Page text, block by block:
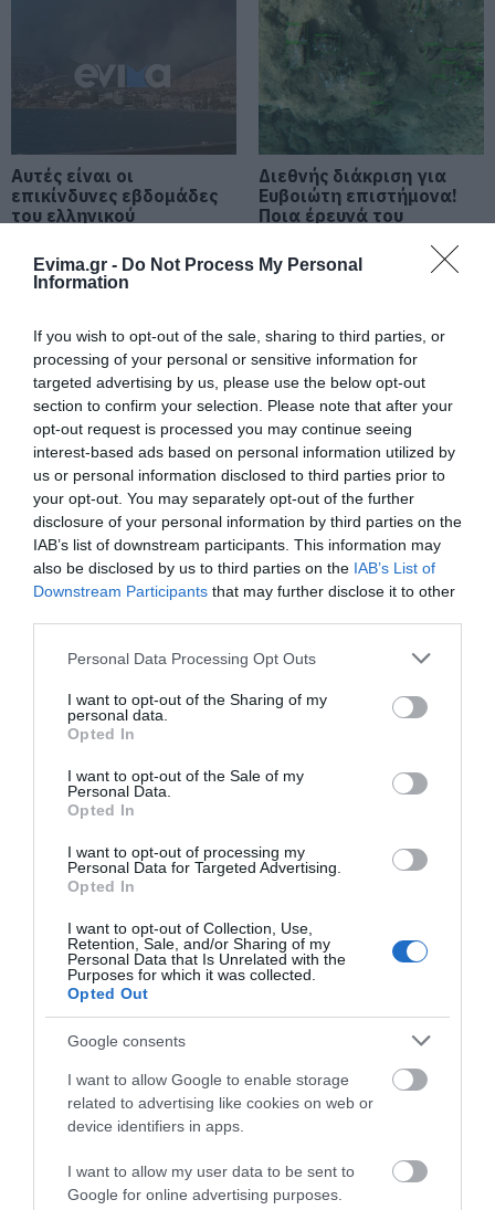
Evima.gr - Do Not Process My Personal
Information
If you wish to opt-out of the sale, sharing to third parties, or
processing of your personal or sensitive information for
targeted advertising by us, please use the below opt-out
section to confirm your selection. Please note that after your
opt-out request is processed you may continue seeing
interest-based ads based on personal information utilized by
us or personal information disclosed to third parties prior to
your opt-out. You may separately opt-out of the further
disclosure of your personal information by third parties on the
IAB’s list of downstream participants. This information may
also be disclosed by us to third parties on the IAB’s List of
Downstream Participants that may further disclose it to other
Please note that this website/app uses one or more Google
not limited to your visit or usage behaviour. You may click to
grant or deny consent to Google and its third-party tags to
use your data for below specified purposes in below Google
consent section.
Personal Data Processing Opt Outs
I want to opt-out of the Sharing of my
personal data.
Opted In
I want to opt-out of the Sale of my
Personal Data.
Opted In
I want to opt-out of processing my
Personal Data for Targeted Advertising.
Opted In
I want to opt-out of Collection, Use,
Retention, Sale, and/or Sharing of my
Personal Data that Is Unrelated with the
Purposes for which it was collected.
Opted Out
Google consents
I want to allow Google to enable storage
related to advertising like cookies on web or
device identifiers in apps.
I want to allow my user data to be sent to
Google for online advertising purposes.
08.08.2026 | 19:00
ιστορικών γκολ του Μαραντόνα
08.08.2026 | 18:40
Αγανάκτηση σε χωριό της
Εύβοιας: Μένουν κάθε μέρα χωρίς
νερό – Σοβαρή καταγγελία
Αγροτικές ενισχύσεις: Ποιοι θα
λάβουν νωρίτερα τις
προκαταβολές
08.08.2026 | 18:00
Σε πελάγη ευτυχίας
αντιδήμαρχος στην Εύβοια! Έγινε
για τρίτη φορά παππούς!
08.08.2026 | 17:40
Ευρυδίκη Βαλαβάνη: Οι
οικογενειακές διακοπές στην
«Κόκκινος» συναγερμός στην
Εύβοια: Red Code αύριο Κυριακή –
08.08.2026 | 17:00
κράνος!
08.08.2026 | 16:40
Αυτές είναι οι
επικίνδυνες εβδομάδες
του ελληνικού
φωτιές
Διεθνής διάκριση για
Ευβοιώτη επιστήμονα!
Ποια έρευνά του
παγκοσμίως
Καρκίνος: Τα
περιστατικά
αναμένεται να
αυξηθούν κατά 67%
έως το 2050